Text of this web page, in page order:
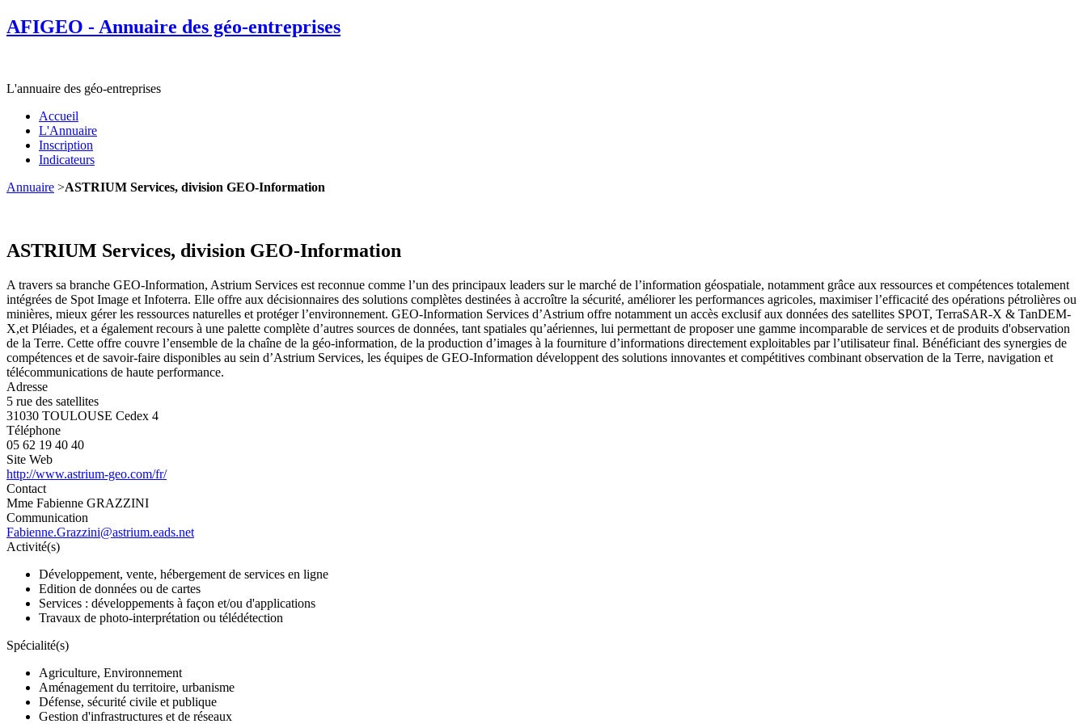
AFIGEO - Annuaire des géo-entreprises
L'annuaire des géo-entreprises
Accueil
L'Annuaire
Inscription
Indicateurs
Annuaire >ASTRIUM Services, division GEO-Information
ASTRIUM Services, division GEO-Information
A travers sa branche GEO-Information, Astrium Services est reconnue comme l’un des principaux leaders sur le marché de l’information géospatiale, notamment grâce aux ressources et compétences totalement
intégrées de Spot Image et Infoterra. Elle offre aux décisionnaires des solutions complètes destinées à accroître la sécurité, améliorer les performances agricoles, maximiser l’efficacité des opérations pétrolières ou
minières, mieux gérer les ressources naturelles et protéger l’environnement. GEO-Information Services d’Astrium offre notamment un accès exclusif aux données des satellites SPOT, TerraSAR-X & TanDEM-
X,et Pléiades, et a également recours à une palette complète d’autres sources de données, tant spatiales qu’aériennes, lui permettant de proposer une gamme incomparable de services et de produits d'observation
de la Terre. Cette offre couvre l’ensemble de la chaîne de la géo-information, de la production d’images à la fourniture d’informations directement exploitables par l’utilisateur final. Bénéficiant des synergies de
compétences et de savoir-faire disponibles au sein d’Astrium Services, les équipes de GEO-Information développent des solutions innovantes et compétitives combinant observation de la Terre, navigation et
télécommunications de haute performance.
Adresse
5 rue des satellites
31030 TOULOUSE Cedex 4
Téléphone
05 62 19 40 40
Site Web
http://www.astrium-geo.com/fr/
Contact
Mme Fabienne GRAZZINI
Communication
Fabienne.Grazzini@astrium.eads.net
Activité(s)
Développement, vente, hébergement de services en ligne
Edition de données ou de cartes
Services : développements à façon et/ou d'applications
Travaux de photo-interprétation ou télédétection
Spécialité(s)
Agriculture, Environnement
Aménagement du territoire, urbanisme
Défense, sécurité civile et publique
Gestion d'infrastructures et de réseaux